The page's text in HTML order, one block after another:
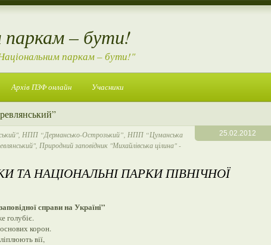
паркам – бути!
паркам – бути!"
Архів ПЗФ онлайн Учасники
25.02.2012
НПП “Дермансько-Острозький” НПП “Цуманська
Природний заповідник "Михайлівська цілина"-
ТА НАЦІОНАЛЬНІ ПАРКИ ПІВНІЧНОЇ
справи на Україні”
голубіє.
корон.
вії,